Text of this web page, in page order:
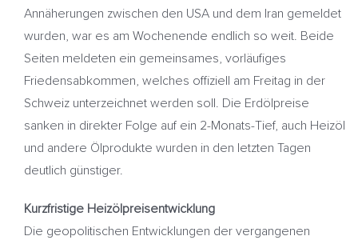
Annäherungen zwischen den USA und dem Iran gemeldet
wurden, war es am Wochenende endlich so weit. Beide
Seiten meldeten ein gemeinsames, vorläufiges
Friedensabkommen, welches offiziell am Freitag in der
Schweiz unterzeichnet werden soll. Die Erdölpreise
sanken in direkter Folge auf ein 2-Monats-Tief, auch Heizöl
und andere Ölprodukte wurden in den letzten Tagen
deutlich günstiger.
Kurzfristige Heizölpreisentwicklung
Die geopolitischen Entwicklungen der vergangenen